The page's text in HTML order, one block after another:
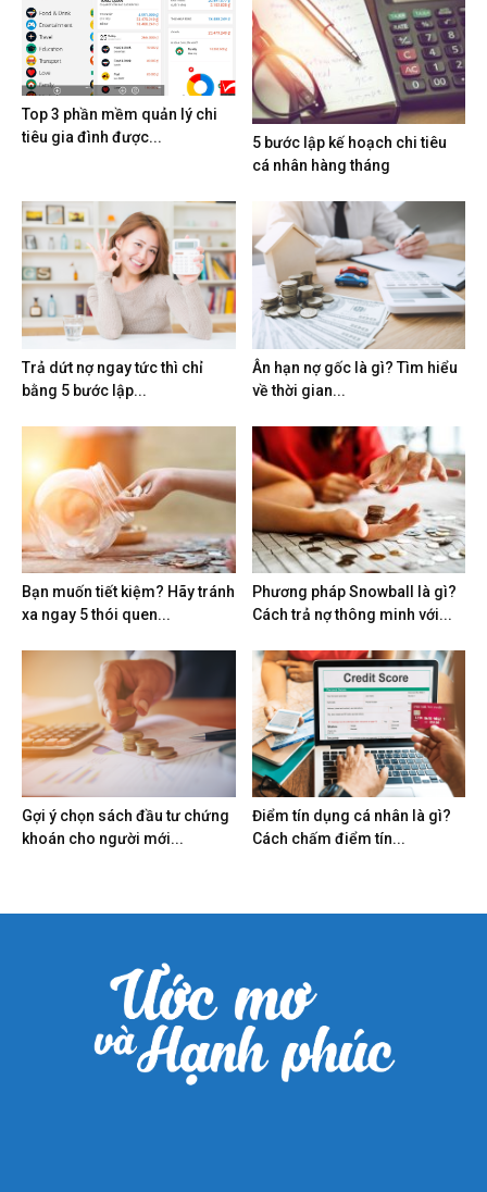
Top 3 phần mềm quản lý chi
tiêu gia đình được...
5 bước lập kế hoạch chi tiêu
cá nhân hàng tháng
Trả dứt nợ ngay tức thì chỉ
bằng 5 bước lập...
Ân hạn nợ gốc là gì? Tìm hiểu
về thời gian...
Bạn muốn tiết kiệm? Hãy tránh
xa ngay 5 thói quen...
Phương pháp Snowball là gì?
Cách trả nợ thông minh với...
Gợi ý chọn sách đầu tư chứng
khoán cho người mới...
Điểm tín dụng cá nhân là gì?
Cách chấm điểm tín...